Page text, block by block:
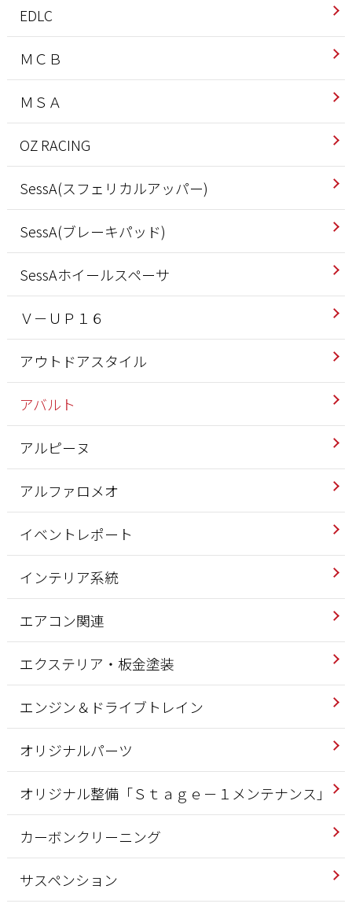
EDLC
ＭＣＢ
ＭＳＡ
OZ RACING
SessA(スフェリカルアッパー)
SessA(ブレーキパッド)
SessAホイールスペーサ
Ｖ－ＵＰ１６
アウトドアスタイル
アバルト
アルピーヌ
アルファロメオ
イベントレポート
インテリア系統
エアコン関連
エクステリア・板金塗装
エンジン＆ドライブトレイン
オリジナルパーツ
オリジナル整備「Ｓｔａｇｅ－１メンテナンス」
カーボンクリーニング
サスペンション